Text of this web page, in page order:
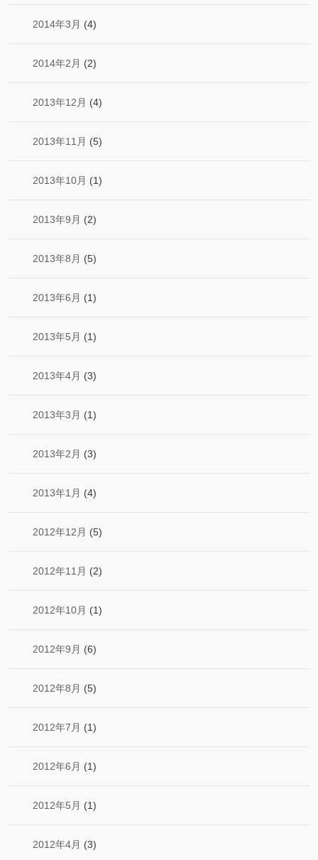
2014年3月 (4)
2014年2月 (2)
2013年12月 (4)
2013年11月 (5)
2013年10月 (1)
2013年9月 (2)
2013年8月 (5)
2013年6月 (1)
2013年5月 (1)
2013年4月 (3)
2013年3月 (1)
2013年2月 (3)
2013年1月 (4)
2012年12月 (5)
2012年11月 (2)
2012年10月 (1)
2012年9月 (6)
2012年8月 (5)
2012年7月 (1)
2012年6月 (1)
2012年5月 (1)
2012年4月 (3)